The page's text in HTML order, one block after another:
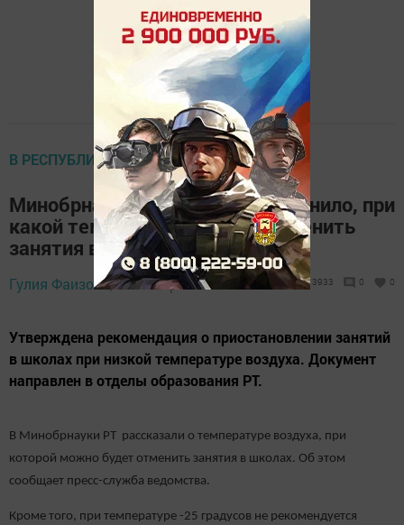
В РЕСПУБЛИКЕ
Минобрнауки Татарстана напомнило, при
какой температуре можно отменить
занятия в школе
Гулия Фаизова, 11 января 2021 - 19:38 3933 0 0
Утверждена рекомендация о приостановлении занятий
в школах при низкой температуре воздуха. Документ
направлен в отделы образования РТ.
В Минобрнауки РТ рассказали о температуре воздуха, при
которой можно будет отменить занятия в школах. Об этом
сообщает пресс-служба ведомства.
Кроме того, при температуре -25 градусов не рекомендуется